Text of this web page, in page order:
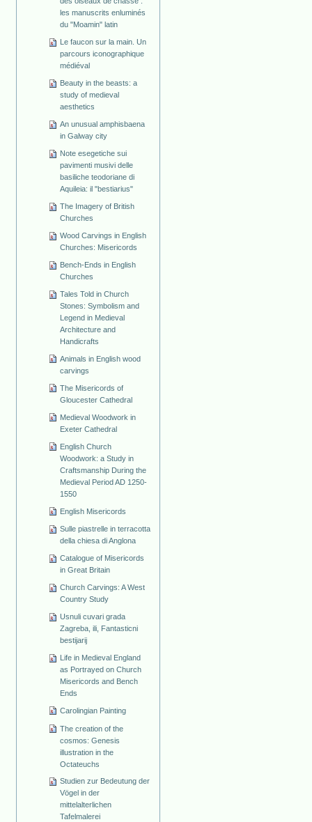
les manuscrits enluminés
du "Moamin" latin
Le faucon sur la main. Un
parcours iconographique
médiéval
Beauty in the beasts: a
study of medieval
aesthetics
An unusual amphisbaena
in Galway city
Note esegetiche sui
pavimenti musivi delle
basiliche teodoriane di
Aquileia: il "bestiarius"
The Imagery of British
Churches
Wood Carvings in English
Churches: Misericords
Bench-Ends in English
Churches
Tales Told in Church
Stones: Symbolism and
Legend in Medieval
Architecture and
Handicrafts
Animals in English wood
carvings
The Misericords of
Gloucester Cathedral
Medieval Woodwork in
Exeter Cathedral
English Church
Woodwork: a Study in
Craftsmanship During the
Medieval Period AD 1250-
1550
English Misericords
Sulle piastrelle in terracotta
della chiesa di Anglona
Catalogue of Misericords
in Great Britain
Church Carvings: A West
Country Study
Usnuli cuvari grada
Zagreba, ili, Fantasticni
bestijarij
Life in Medieval England
as Portrayed on Church
Misericords and Bench
Ends
Carolingian Painting
The creation of the
cosmos: Genesis
illustration in the
Octateuchs
Studien zur Bedeutung der
Vögel in der
mittelalterlichen
Tafelmalerei